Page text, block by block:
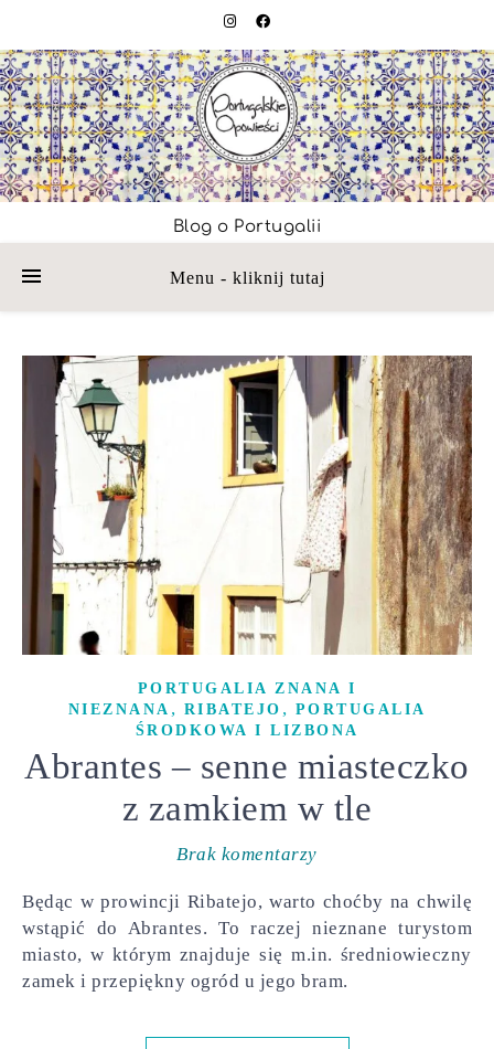
Blog o Portugalii
Menu - kliknij tutaj
PORTUGALIA ZNANA I
NIEZNANA , RIBATEJO , PORTUGALIA
ŚRODKOWA I LIZBONA
Abrantes – senne miasteczko
z zamkiem w tle
Brak komentarzy
Będąc w prowincji Ribatejo, warto choćby na chwilę
wstąpić do Abrantes. To raczej nieznane turystom
miasto, w którym znajduje się m.in. średniowieczny
zamek i przepiękny ogród u jego bram.